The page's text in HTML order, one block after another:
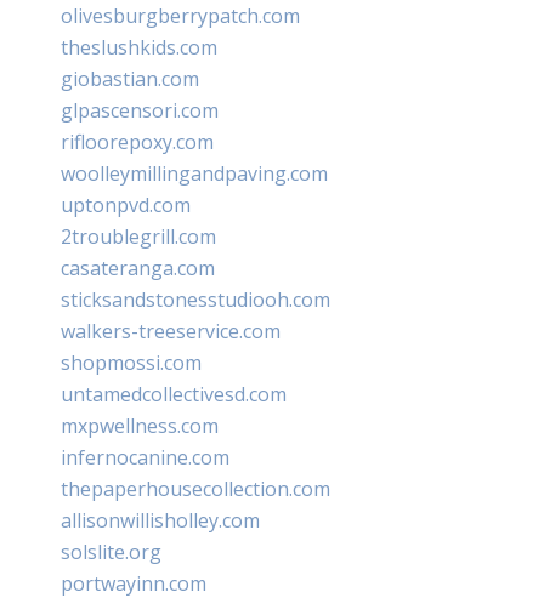
olivesburgberrypatch.com
theslushkids.com
giobastian.com
glpascensori.com
rifloorepoxy.com
woolleymillingandpaving.com
uptonpvd.com
2troublegrill.com
casateranga.com
sticksandstonesstudiooh.com
walkers-treeservice.com
shopmossi.com
untamedcollectivesd.com
mxpwellness.com
infernocanine.com
thepaperhousecollection.com
allisonwillisholley.com
solslite.org
portwayinn.com